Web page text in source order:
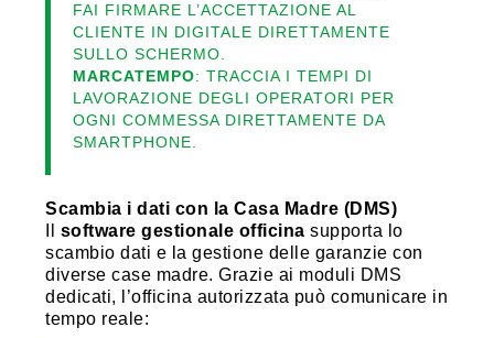
FAI FIRMARE L’ACCETTAZIONE AL
CLIENTE IN DIGITALE DIRETTAMENTE
SULLO SCHERMO.
MARCATEMPO: TRACCIA I TEMPI DI
LAVORAZIONE DEGLI OPERATORI PER
OGNI COMMESSA DIRETTAMENTE DA
SMARTPHONE.
Scambia i dati con la Casa Madre (DMS)
software gestionale officina supporta lo
scambio dati e la gestione delle garanzie con
diverse case madre. Grazie ai moduli DMS
dedicati, l’officina autorizzata può comunicare in
tempo reale: